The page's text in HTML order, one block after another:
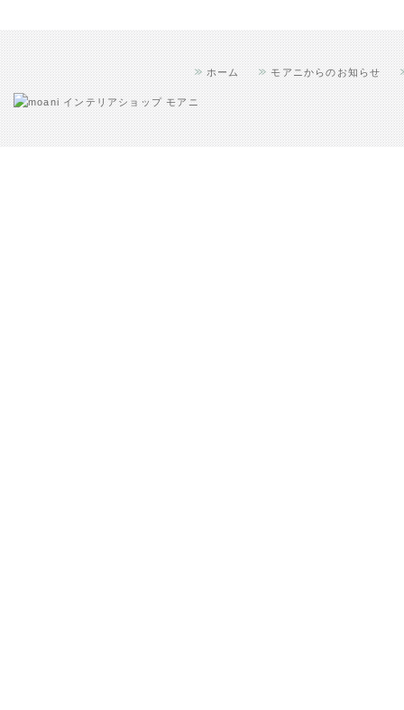
ホーム モアニからのお知らせ